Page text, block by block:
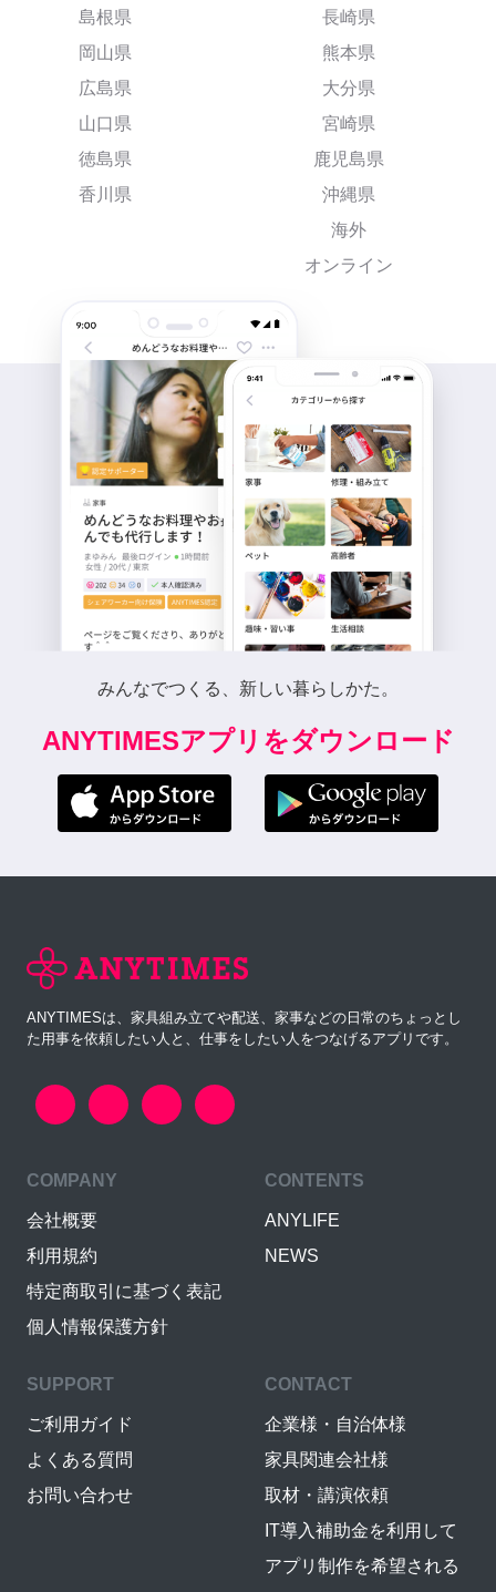
島根県
岡山県
広島県
山口県
徳島県
香川県
長崎県
熊本県
大分県
宮崎県
鹿児島県
沖縄県
海外
オンライン
みんなでつくる、新しい暮らしかた。
ANYTIMESアプリをダウンロード
ANYTIMESは、家具組み立てや配送、家事などの日常のちょっとし
た用事を依頼したい人と、仕事をしたい人をつなげるアプリです。
COMPANY
会社概要
利用規約
特定商取引に基づく表記
個人情報保護方針
CONTENTS
ANYLIFE
NEWS
SUPPORT
ご利用ガイド
よくある質問
お問い合わせ
CONTACT
企業様・自治体様
家具関連会社様
取材・講演依頼
IT導入補助金を利用して
アプリ制作を希望される